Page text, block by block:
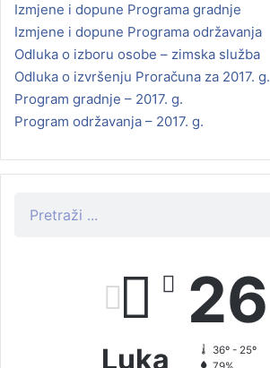
Izmjene i dopune Programa gradnje
Izmjene i dopune Programa održavanja
Odluka o izboru osobe – zimska služba
Odluka o izvršenju Proračuna za 2017. g.
Program gradnje – 2017. g.
Program održavanja – 2017. g.
Luka
26
36º - 25º